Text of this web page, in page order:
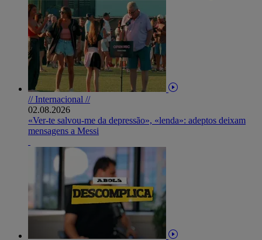
// Internacional //
02.08.2026
«Ver-te salvou-me da depressão», «lenda»: adeptos deixam
mensagens a Messi